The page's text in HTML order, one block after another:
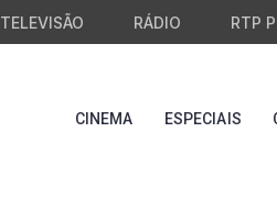
TELEVISÃO RÁDIO RTP
CINEMA ESPECIAIS